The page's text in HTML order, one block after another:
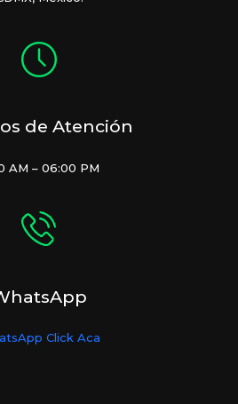
de Atención
AM – 06:00 PM
Click Aca